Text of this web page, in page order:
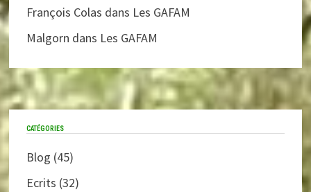
François Colas dans Les GAFAM
Malgorn dans Les GAFAM
CATÉGORIES
Blog (45)
Ecrits (32)